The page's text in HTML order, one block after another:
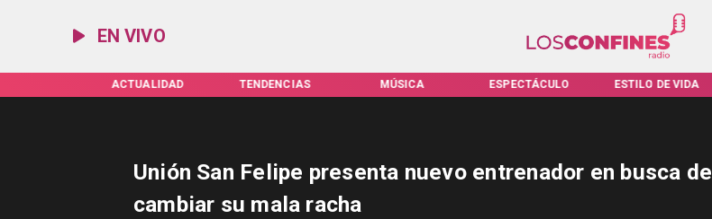
EN VIVO
ACTUALIDAD TENDENCIAS MÚSICA ESPECTÁCULO ESTILO DE VIDA
Unión San Felipe presenta nuevo entrenador en busca de
cambiar su mala racha